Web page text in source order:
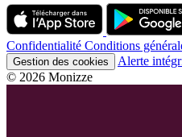
Confidentialité Conditions
Gestion des cookies
Alerte
© 2026 Monizze